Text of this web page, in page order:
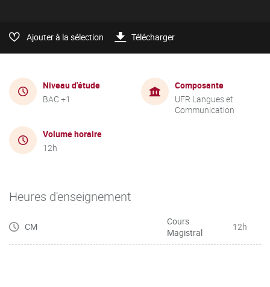
Ajouter à la sélection Télécharger
Niveau d'étude
BAC +1
Composante
UFR Langues et
Communication
Volume horaire
12h
Heures d'enseignement
CM
Cours
Magistral
12h